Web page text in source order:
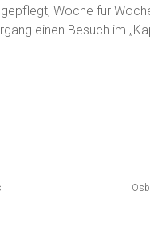
Woche für
einen Besuch im